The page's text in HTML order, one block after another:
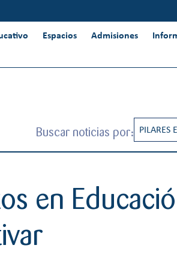
Espacios Admisiones
Buscar noticias por: PILARES
en